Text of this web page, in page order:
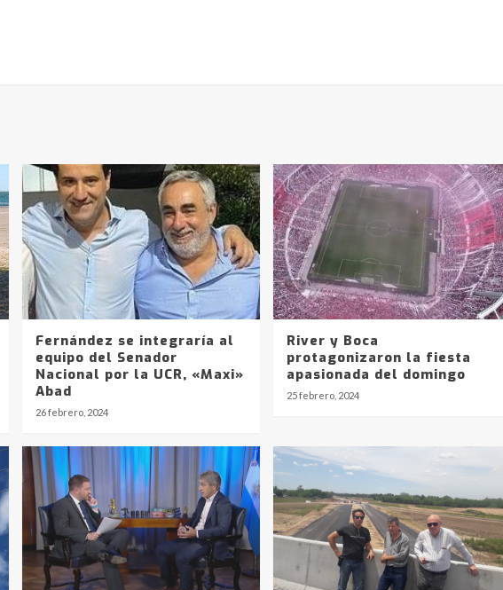
Fernández se integraría al
equipo del Senador
Nacional por la UCR, «Maxi»
Abad
26 febrero, 2024
River y Boca
protagonizaron la fiesta
apasionada del domingo
25 febrero, 2024